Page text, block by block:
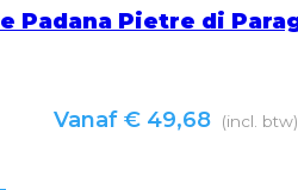
Padana Pietre di
Vanaf€ 49,68 (incl. btw)